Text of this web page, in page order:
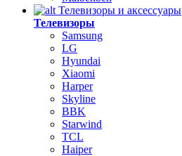
Телевизоры и аксессуары
Телевизоры
Samsung
LG
Hyundai
Xiaomi
Harper
Skyline
BBK
Starwind
TCL
Haiper